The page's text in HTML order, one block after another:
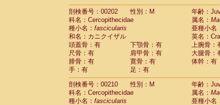
剖検番号：00202
性別：M
年齢：
科名：Cercopithecidae
属名：
種小名： fascicularis
亜種小名
和名：カニクイザル
英名：
頭蓋骨：有
下顎骨：有
上腕骨：
尺骨：有
肩甲骨：有
大腿骨：
腓骨：有
寛骨：有
体幹：有
手：有
足：有
剖検番号：00210
性別：M
年齢：
科名：Cercopithecidae
属名：
種小名： fascicularis
亜種小名